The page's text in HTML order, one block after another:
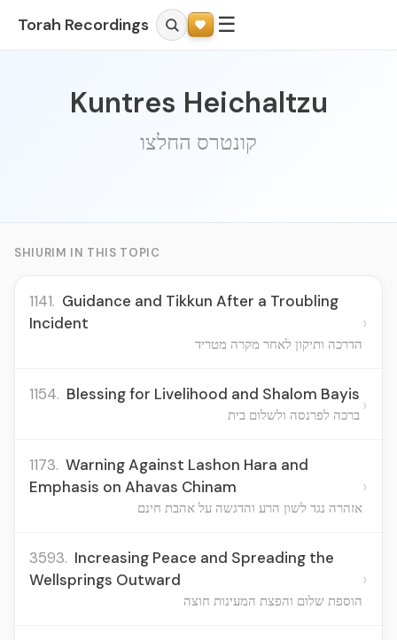
Torah Recordings ☰
Kuntres Heichaltzu
קונטרס החלצו
SHIURIM IN THIS TOPIC
1141. Guidance and Tikkun After a Troubling
Incident
הדרכה ותיקון לאחר מקרה מטריד
›
1154. Blessing for Livelihood and Shalom Bayis
ברכה לפרנסה ולשלום בית ›
1173. Warning Against Lashon Hara and
Emphasis on Ahavas Chinam
אזהרה נגד לשון הרע והדגשה על אהבת חינם
›
3593. Increasing Peace and Spreading the
Wellsprings Outward
הוספת שלום והפצת המעינות חוצה
›